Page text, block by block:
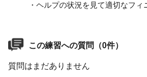
・ヘルプの状況を見て適切なフィ
この練習への質問（0件）
質問はまだありません